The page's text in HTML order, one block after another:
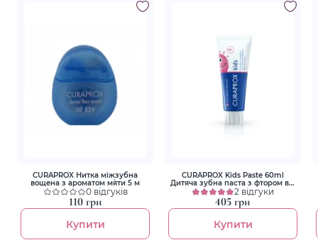
CURAPROX Нитка міжзубна
вощена з ароматом м`яти 5 м
0 відгуків
110 грн
Купити
CURAPROX Kids Paste 60ml
Дитяча зубна паста з фтором від
6-ти років, смак кавуна
2 відгуки
405 грн
Купити